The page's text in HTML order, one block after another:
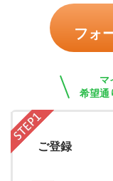
フォ
マ
希望通
ご登録